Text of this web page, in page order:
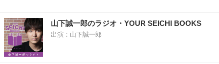
山下誠一郎のラジオ・YOUR SEICHI BOOKS
出演：山下誠一郎